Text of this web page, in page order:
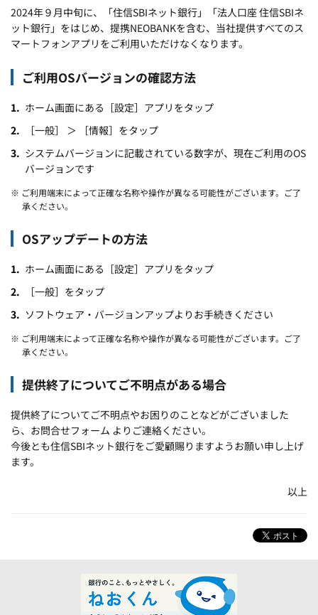
2024年９月中旬に、「住信SBIネット銀行」「法人口座 住信SBIネ
ット銀行」をはじめ、提携NEOBANKを含む、当社提供すべてのス
マートフォンアプリをご利用いただけなくなります。
ご利用OSバージョンの確認方法
ホーム画面にある［設定］アプリをタップ
［一般］ ＞ ［情報］をタップ
システムバージョンに記載されている数字が、現在ご利用のOS
バージョンです
※ ご利用端末によって正確な名称や操作が異なる可能性がございます。ご了
承ください。
OSアップデートの方法
ホーム画面にある［設定］アプリをタップ
［一般］をタップ
ソフトウェア・バージョンアップよりお手続きください
※ ご利用端末によって正確な名称や操作が異なる可能性がございます。ご了
承ください。
提供終了についてご不明点がある場合
提供終了についてご不明点やお困りのことなどがございました
ら、お問合せフォーム よりご連絡ください。
今後とも住信SBIネット銀行をご愛顧賜りますようお願い申し上げ
ます。
以上